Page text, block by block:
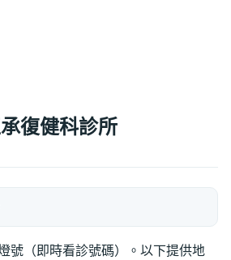
復健科診所
號（即時看診號碼）。以下提供地